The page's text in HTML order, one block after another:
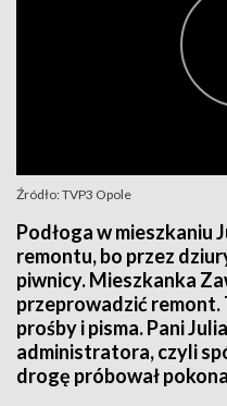
Źródło: TVP3 Opole
Podłoga w mieszkaniu
remontu, bo przez
piwnicy. Mieszkanka
przeprowadzić remont.
prośby i pisma. Pani
administratora, czyli
drogę próbował